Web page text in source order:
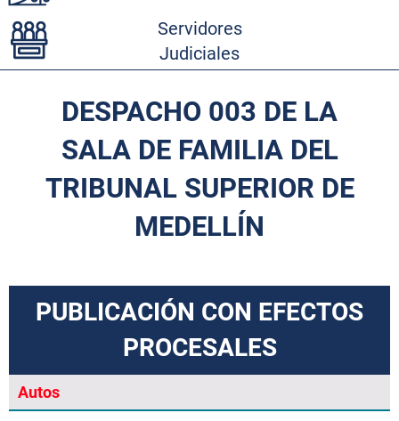
Servidores
Judiciales
DESPACHO 003 DE LA
SALA DE FAMILIA DEL
TRIBUNAL SUPERIOR DE
MEDELLÍN
PUBLICACIÓN CON EFECTOS
PROCESALES
Autos